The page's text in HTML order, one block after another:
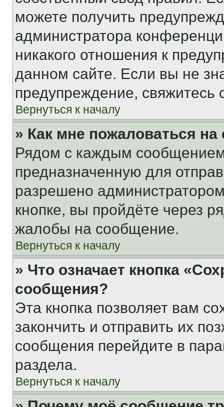
можете получить
администратора
никакого отношения к
данном сайте. Если вы не
предупреждение,
Вернуться к началу
» Как мне пожаловаться
Рядом с каждым сообщением
предназначенную для
разрешено
кнопке, вы пройдёте через
жалобы на сообщение.
Вернуться к началу
» Что означает кнопка
сообщения?
Эта кнопка позволяет вам
закончить и отправить их
сообщения перейдите в
раздела.
Вернуться к началу